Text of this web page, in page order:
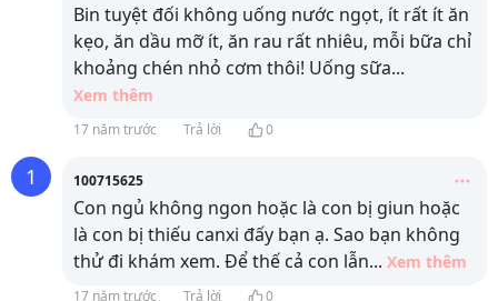
Bin tuyệt đối không uống nước ngọt, ít rất ít ăn
kẹo, ăn dầu mỡ ít, ăn rau rất nhiêu, mỗi bữa chỉ
khoảng chén nhỏ cơm thôi! Uống sữa...
Xem thêm
17 năm trước Trả lời 0
1 100715625
Con ngủ không ngon hoặc là con bị giun hoặc
là con bị thiếu canxi đấy bạn ạ. Sao bạn không
thử đi khám xem. Để thế cả con lẫn... Xem thêm
17 năm trước Trả lời 0